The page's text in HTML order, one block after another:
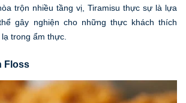
trộn nhiều tầng vị, Tiramisu thực sự là lựa
gây nghiện cho những thực khách thích
trong ẩm thực.
Floss